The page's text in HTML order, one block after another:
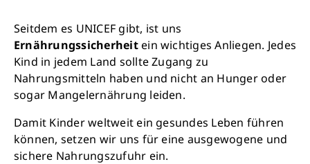
Seitdem es UNICEF gibt, ist uns
Ernährungssicherheitein wichtiges Anliegen. Jedes
Kind in jedem Land sollte Zugang zu
Nahrungsmitteln haben und nicht an Hunger oder
sogar Mangelernährung leiden.
Damit Kinder weltweit ein gesundes Leben führen
können, setzen wir uns für eine ausgewogene und
sichere Nahrungszufuhr ein.